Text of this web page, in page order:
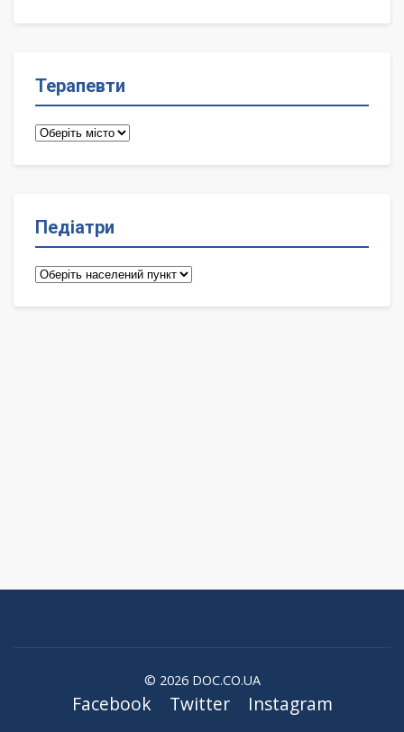
Терапевти
Терапевти
Педіатри
Педіатри
© 2026 DOC.CO.UA
Facebook Twitter Instagram